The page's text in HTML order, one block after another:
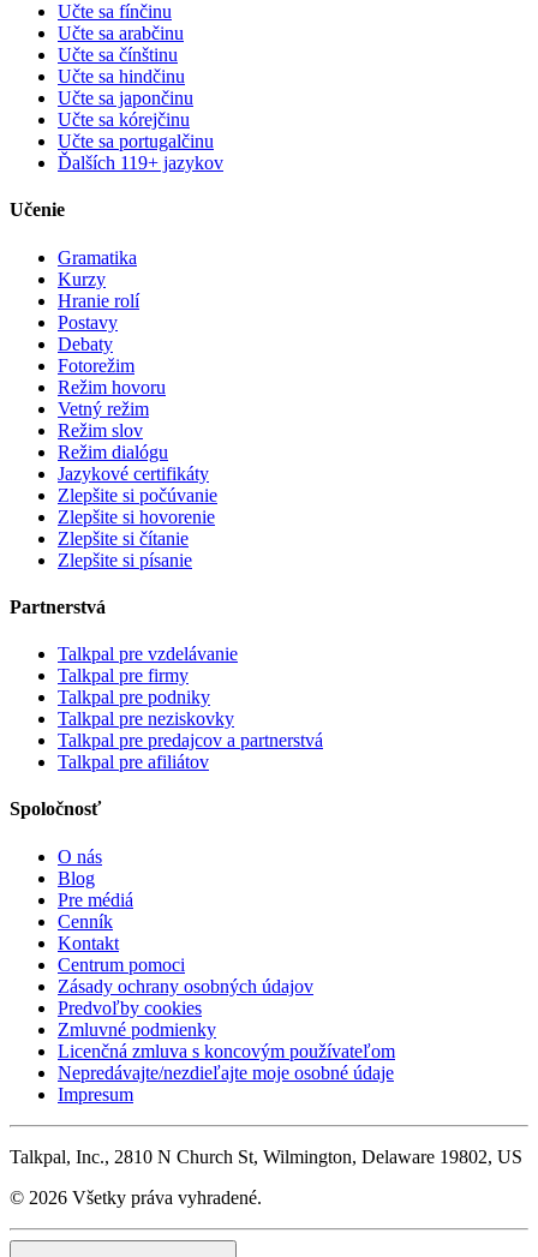
Učte sa fínčinu
Učte sa arabčinu
Učte sa čínštinu
Učte sa hindčinu
Učte sa japončinu
Učte sa kórejčinu
Učte sa portugalčinu
Ďalších 119+ jazykov
Učenie
Gramatika
Kurzy
Hranie rolí
Postavy
Debaty
Fotorežim
Režim hovoru
Vetný režim
Režim slov
Režim dialógu
Jazykové certifikáty
Zlepšite si počúvanie
Zlepšite si hovorenie
Zlepšite si čítanie
Zlepšite si písanie
Partnerstvá
Talkpal pre vzdelávanie
Talkpal pre firmy
Talkpal pre podniky
Talkpal pre neziskovky
Talkpal pre predajcov a partnerstvá
Talkpal pre afiliátov
Spoločnosť
O nás
Blog
Pre médiá
Cenník
Kontakt
Centrum pomoci
Zásady ochrany osobných údajov
Predvoľby cookies
Zmluvné podmienky
Licenčná zmluva s koncovým používateľom
Nepredávajte/nezdieľajte moje osobné údaje
Impresum
Talkpal, Inc., 2810 N Church St, Wilmington, Delaware 19802, US
© 2026 Všetky práva vyhradené.